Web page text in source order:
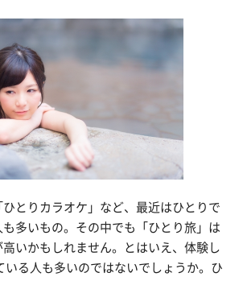
ひとりカラオケ」など、最近はひとりで
多いもの。その中でも「ひとり旅」は
いかもしれません。とはいえ、体験し
いる人も多いのではないでしょうか。ひ